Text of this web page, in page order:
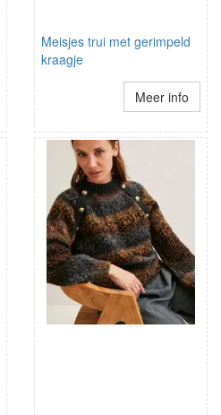
Meisjes trui met gerimpeld
kraagje
Meer info